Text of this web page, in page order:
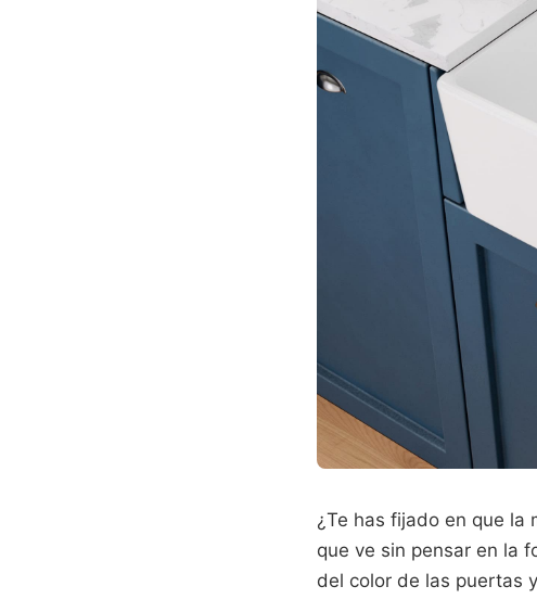
¿Te has fijado en que la
que ve sin pensar en la
del color de las puertas